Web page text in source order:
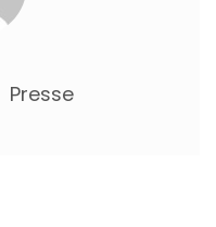
Presse